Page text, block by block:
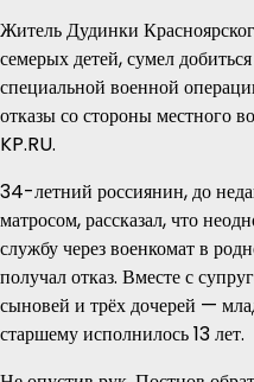
Житель Дудинки
семерых детей, сумел
специальной военной
отказы со стороны местного
KP.RU.
34-летний россиянин, до
матросом, рассказал, что
службу через военкомат в
получал отказ. Вместе с
сыновей и трёх дочерей —
старшему исполнилось 13 лет.